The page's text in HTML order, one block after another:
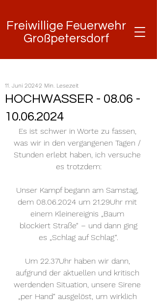
Freiwillige Feuerwehr
Großpetersdorf
Freiwillige Feuerwehr
Großpetersdorf
HOCHWASSER - 08.06 -
10.06.2024
11. Juni 20242 Min. Lesezeit
Es ist schwer in Worte zu fassen,
was wir in den vergangenen Tagen /
Stunden erlebt haben, ich versuche
es trotzdem:
Unser Kampf begann am Samstag,
dem 08.06.2024 um 21.29Uhr mit
einem Kleinereignis „Baum
blockiert Straße“ – und dann ging
es „Schlag auf Schlag“.
Um 22.37Uhr haben wir dann,
aufgrund der aktuellen und kritisch
werdenden Situation, unsere Sirene
„per Hand“ ausgelöst, um wirklich